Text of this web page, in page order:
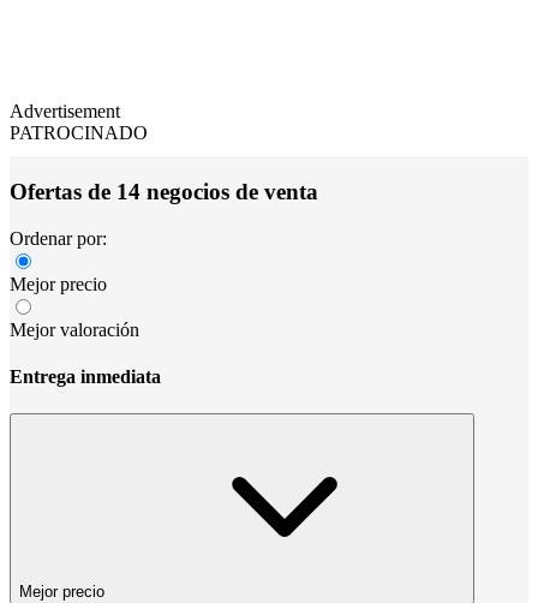
Advertisement
PATROCINADO
Ofertas de 14 negocios de venta
Ordenar por:
Mejor precio
Mejor valoración
Entrega inmediata
Mejor precio